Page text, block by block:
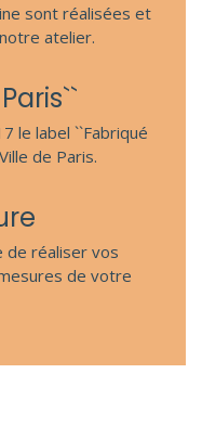
sont réalisées et
atelier.
le label ``Fabriqué
de Paris.
de réaliser vos
de votre